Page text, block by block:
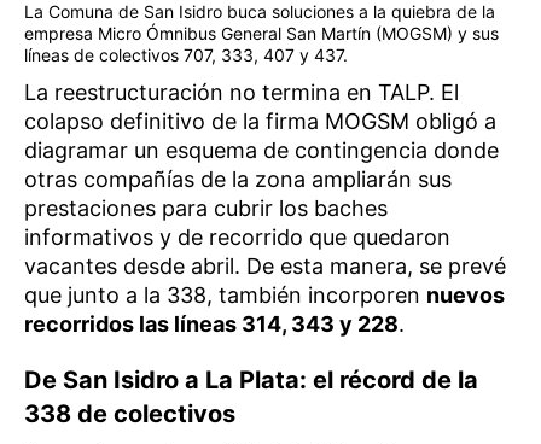
La Comuna de San Isidro buca soluciones a la quiebra de la
empresa Micro Ómnibus General San Martín (MOGSM) y sus
líneas de colectivos 707, 333, 407 y 437.
La reestructuración no termina en TALP. El
colapso definitivo de la firma MOGSM obligó a
diagramar un esquema de contingencia donde
otras compañías de la zona ampliarán sus
prestaciones para cubrir los baches
informativos y de recorrido que quedaron
vacantes desde abril. De esta manera, se prevé
que junto a la 338, también incorporen nuevos
recorridos las líneas 314, 343 y 228.
De San Isidro a La Plata: el récord de la
338 de colectivos